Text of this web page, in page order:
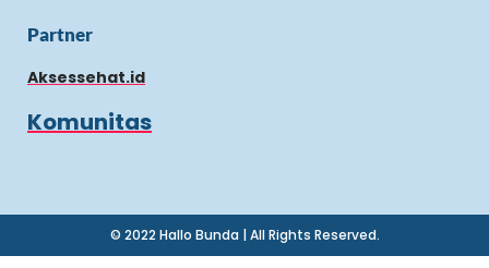
Partner
Aksessehat.id
Komunitas
© 2022 Hallo Bunda | All Rights Reserved.